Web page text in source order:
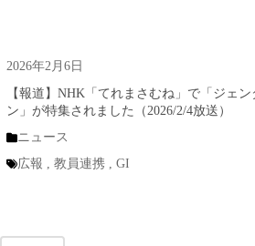
2026年2月6日
【報道】NHK「てれまさむね」で「ジェ
ン」が特集されました（2026/2/4放送）
ニュース
広報 ,教員連携 ,GI